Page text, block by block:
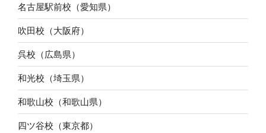
名古屋駅前校（愛知県）
吹田校（大阪府）
呉校（広島県）
和光校（埼玉県）
和歌山校（和歌山県）
四ツ谷校（東京都）